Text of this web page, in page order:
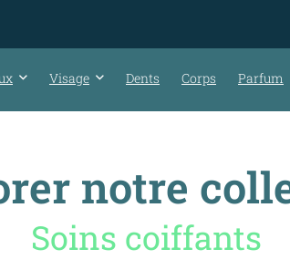
Visage Dents Corps Parfum
notre
Accessoires